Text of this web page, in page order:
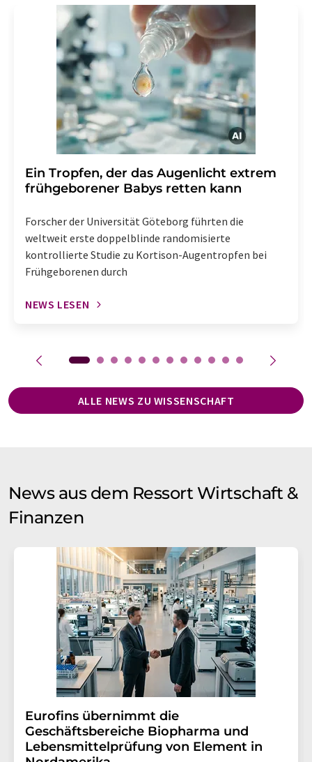
Ein Tropfen, der das Augenlicht extrem
frühgeborener Babys retten kann
Forscher der Universität Göteborg führten die
weltweit erste doppelblinde randomisierte
kontrollierte Studie zu Kortison-Augentropfen bei
Frühgeborenen durch
NEWS LESEN
ALLE NEWS ZU WISSENSCHAFT
News aus dem Ressort Wirtschaft &
Finanzen
Eurofins übernimmt die
Geschäftsbereiche Biopharma und
Lebensmittelprüfung von Element in